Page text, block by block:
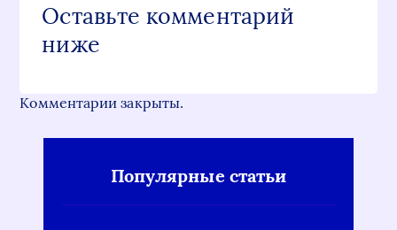
Оставьте комментарий
ниже
Комментарии закрыты.
Популярные статьи